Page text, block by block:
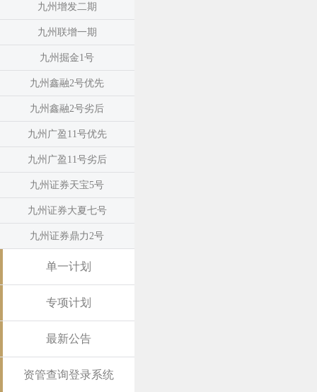
九州增发二期
九州联增一期
九州掘金1号
九州鑫融2号优先
九州鑫融2号劣后
九州广盈11号优先
九州广盈11号劣后
九州证券天宝5号
九州证券大夏七号
九州证券鼎力2号
单一计划
专项计划
最新公告
资管查询登录系统